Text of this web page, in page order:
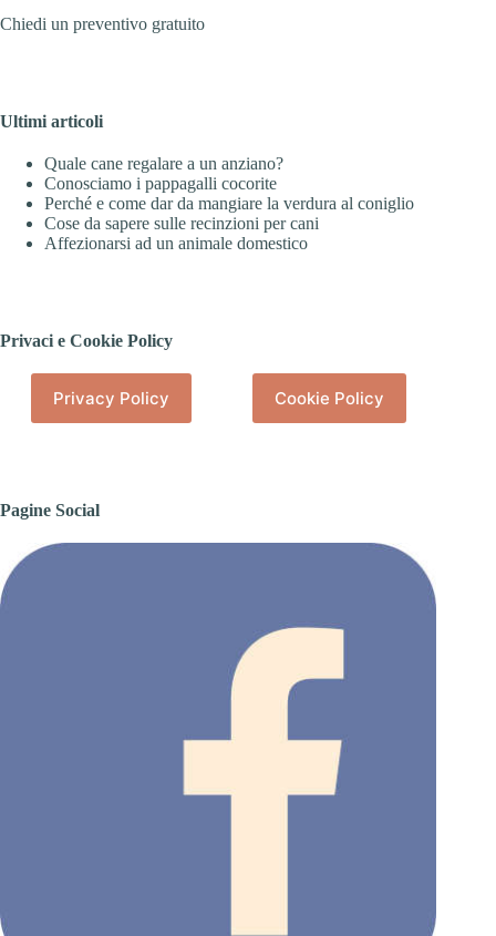
Chiedi un preventivo gratuito
Ultimi articoli
Quale cane regalare a un anziano?
Conosciamo i pappagalli cocorite
Perché e come dar da mangiare la verdura al coniglio
Cose da sapere sulle recinzioni per cani
Affezionarsi ad un animale domestico
Privaci e Cookie Policy
Privacy Policy Cookie Policy
Pagine Social